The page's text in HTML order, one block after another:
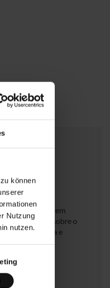
können
Nutzung
nutzen.
todo o gosto em
Pode ler sobre o
Descubra agora e